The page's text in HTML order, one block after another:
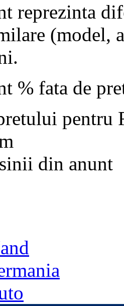
reprezinta
(model,
% fata de
pentru
din anunt